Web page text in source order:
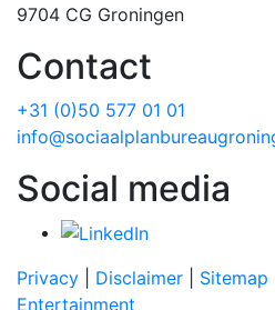
9704 CG Groningen
Contact
+31 (0)50 577 01 01
Social media
Privacy Disclaimer Sitemap
Entertainment